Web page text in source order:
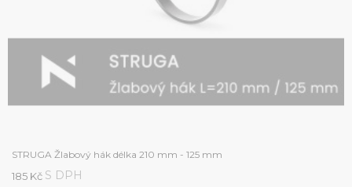
STRUGA Žlabový hák délka 210 mm - 125 mm
185 Kč S DPH